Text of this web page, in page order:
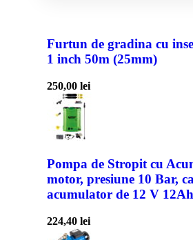
Furtun de gradina cu
1 inch 50m (25mm)
250,00 lei
Pompa de Stropit cu
motor, presiune 10 Bar,
acumulator de 12 V 12Ah
224,40 lei